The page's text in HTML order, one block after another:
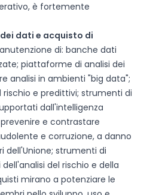
è fortemente
dati e acquisto di
di: banche dati
piattaforme di analisi dei
analisi in ambienti "big data";
e predittivi; strumenti di
dall'intelligenza
e contrastare
e corruzione, a danno
dell'Unione; strumenti di
del rischio e della
mirano a potenziare le